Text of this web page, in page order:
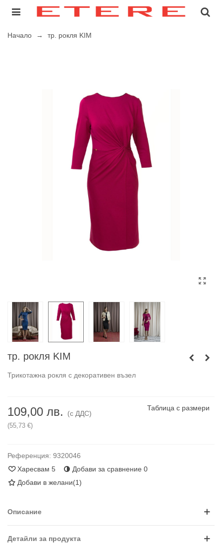
Начало → тр. рокля KIM
тр. рокля KIM
Трикотажна рокля с декоративен възел
109,00 лв. (с ДДС)
(55,73 €)
Таблица с размери
Референция: 9320046
Харесвам 5 Добави за сравнение 0
Добави в желани(1)
Описание
Детайли за продукта